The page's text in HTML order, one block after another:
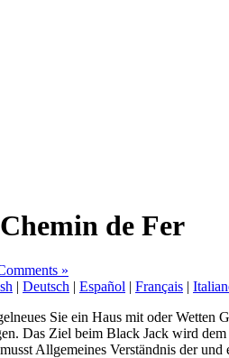
de Fer
»
| Deutsch | Español | Français |
Sie ein Haus mit oder Wetten
Das Ziel beim Black Jack wird
Allgemeines Verständnis der